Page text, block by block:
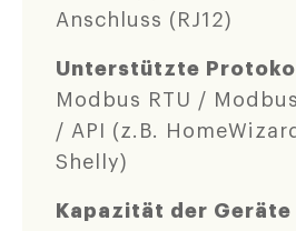
Anschluss (RJ12)
Unterstützte
Modbus RTU / Modbus
/ API (z.B.
Shelly)
Kapazität der Geräte